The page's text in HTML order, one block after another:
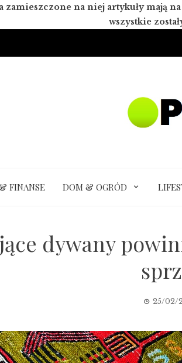
zamieszczone na niej artykuły
wszystkie
FINANSE DOM & OGRÓD
dywany
25/02/